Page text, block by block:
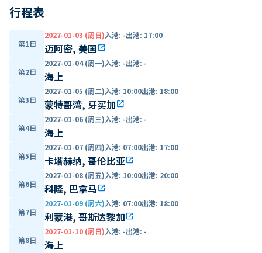
行程表
第1日
2027-01-03 (周日)入港: -出港: 17:00
迈阿密, 美国open_in_new
第2日
2027-01-04 (周一)入港: -出港: -
海上
第3日
2027-01-05 (周二)入港: 10:00出港: 18:00
蒙特哥湾, 牙买加open_in_new
第4日
2027-01-06 (周三)入港: -出港: -
海上
第5日
2027-01-07 (周四)入港: 07:00出港: 17:00
卡塔赫纳, 哥伦比亚open_in_new
第6日
2027-01-08 (周五)入港: 10:00出港: 20:00
科隆, 巴拿马open_in_new
第7日
2027-01-09 (周六)入港: 07:00出港: 18:00
利蒙港, 哥斯达黎加open_in_new
第8日
2027-01-10 (周日)入港: -出港: -
海上